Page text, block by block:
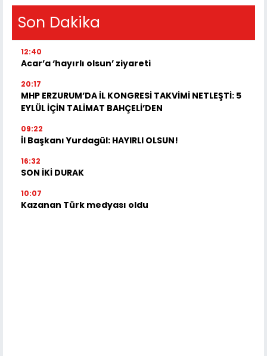
Son Dakika
12:40
Acar’a ‘hayırlı olsun’ ziyareti
20:17
MHP ERZURUM’DA İL KONGRESİ TAKVİMİ NETLEŞTİ: 5
EYLÜL İÇİN TALİMAT BAHÇELİ’DEN
09:22
İl Başkanı Yurdagül: HAYIRLI OLSUN!
16:32
SON İKİ DURAK
10:07
Kazanan Türk medyası oldu